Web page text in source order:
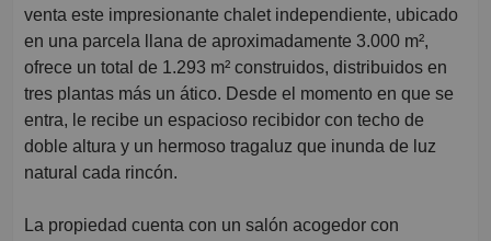
venta este impresionante chalet independiente, ubicado
en una parcela llana de aproximadamente 3.000 m²,
ofrece un total de 1.293 m² construidos, distribuidos en
tres plantas más un ático. Desde el momento en que se
entra, le recibe un espacioso recibidor con techo de
doble altura y un hermoso tragaluz que inunda de luz
natural cada rincón.
La propiedad cuenta con un salón acogedor con